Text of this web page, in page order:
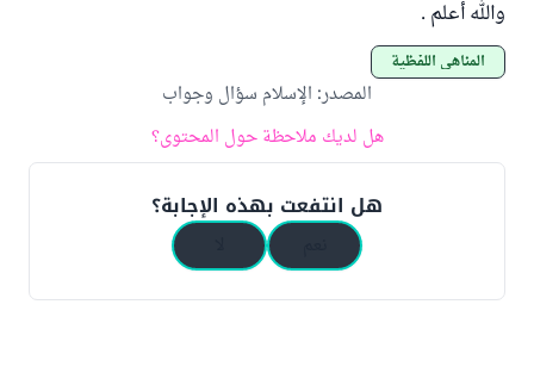
والله أعلم .
المناهي اللفظية
المصدر: الإسلام سؤال وجواب
هل لديك ملاحظة حول المحتوى؟
هل انتفعت بهذه الإجابة؟